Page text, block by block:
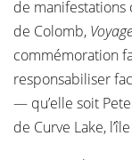
de manifestations
de Colomb, Voyage
commémoration
responsabiliser
— qu’elle soit
de Curve Lake,